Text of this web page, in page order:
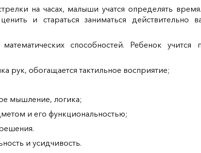
на часах, малыши учатся определять
и стараться заниматься действительно
способностей. Ребенок учится
рук, обогащается тактильное восприятие;
мышление, логика;
и его функциональностью;
и усидчивость.